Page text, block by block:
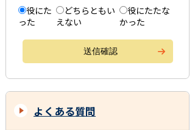
役にた
った
どちらともい
えない
役にたたな
かった
よくある質問